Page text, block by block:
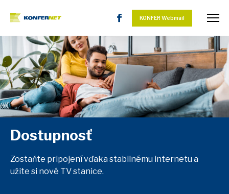
KONFER Webmail
Dostupnosť
Zostaňte pripojení vďaka stabilnému internetu a
užite si nové TV stanice.